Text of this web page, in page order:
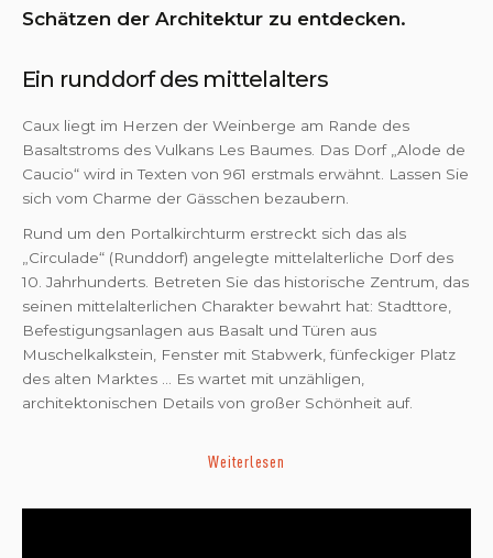
Schätzen der Architektur zu entdecken.
Ein runddorf des mittelalters
Caux liegt im Herzen der Weinberge am Rande des
Basaltstroms des Vulkans Les Baumes. Das Dorf „Alode de
Caucio“ wird in Texten von 961 erstmals erwähnt. Lassen Sie
sich vom Charme der Gässchen bezaubern.
Rund um den Portalkirchturm erstreckt sich das als
„Circulade“ (Runddorf) angelegte mittelalterliche Dorf des
10. Jahrhunderts. Betreten Sie das historische Zentrum, das
seinen mittelalterlichen Charakter bewahrt hat: Stadttore,
Befestigungsanlagen aus Basalt und Türen aus
Muschelkalkstein, Fenster mit Stabwerk, fünfeckiger Platz
des alten Marktes ... Es wartet mit unzähligen,
architektonischen Details von großer Schönheit auf.
Weiterlesen